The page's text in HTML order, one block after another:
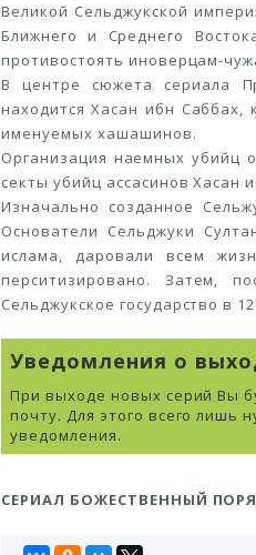
Великой Сельджукской
Ближнего и Среднего
противостоять иноверцам-
В центре сюжета сериала
находится Хасан ибн Саббах,
именуемых хашашинов.
Организация наемных убийц
секты убийц ассасинов Хасан
Изначально созданное
Основатели Сельджуки
ислама, даровали всем
перситизировано. Затем,
Сельджукское государство в
Уведомления о
При выходе новых серий Вы
почту. Для этого всего лишь
уведомления.
СЕРИАЛ БОЖЕСТВЕННЫЙ